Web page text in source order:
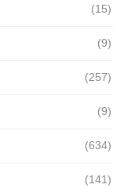
(15)
(9)
(257)
(9)
(634)
(141)